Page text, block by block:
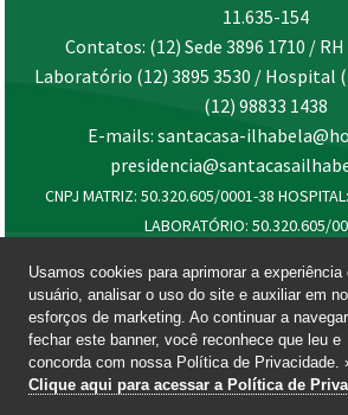
11.635-154
Contatos: (12) Sede 3896 1710 /
Laboratório (12) 3895 3530 / Hospital
(12) 98833 1438
E-mails: santacasa-
CNPJ MATRIZ: 50.320.605/0001-38
LABORATÓRIO: 50.320.605/
Usamos cookies para aprimorar a experiência
usuário, analisar o uso do site e auxiliar em
esforços de marketing. Ao continuar a
fechar este banner, você reconhece que leu e
concorda com nossa Política de Privacidade.
Clique aqui para acessar a Política de